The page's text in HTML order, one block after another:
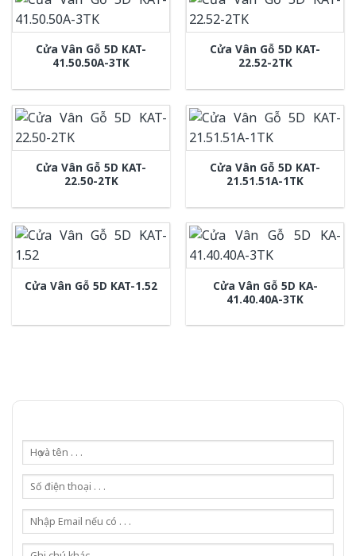
Cửa Vân Gỗ 5D KAT-
41.50.50A-3TK
Cửa Vân Gỗ 5D KAT-
22.52-2TK
Cửa Vân Gỗ 5D KAT-
22.50-2TK
Cửa Vân Gỗ 5D KAT-
21.51.51A-1TK
Cửa Vân Gỗ 5D KAT-1.52
Cửa Vân Gỗ 5D KA-
41.40.40A-3TK